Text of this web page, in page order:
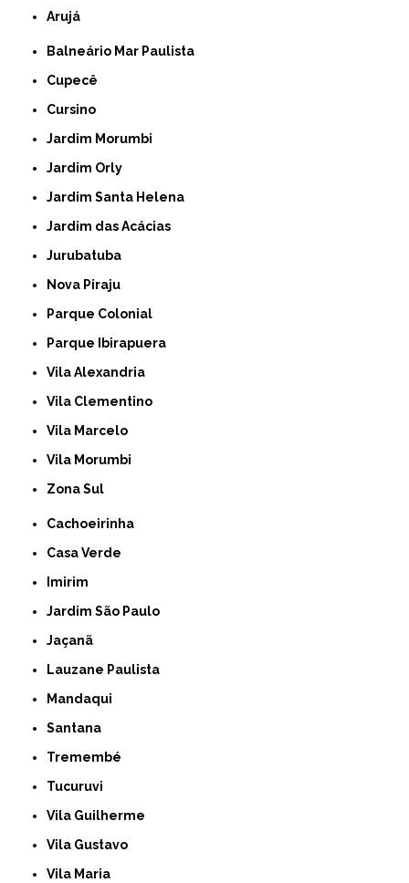
Arujá
Balneário Mar Paulista
Cupecê
Cursino
Jardim Morumbi
Jardim Orly
Jardim Santa Helena
Jardim das Acácias
Jurubatuba
Nova Piraju
Parque Colonial
Parque Ibirapuera
Vila Alexandria
Vila Clementino
Vila Marcelo
Vila Morumbi
Zona Sul
Cachoeirinha
Casa Verde
Imirim
Jardim São Paulo
Jaçanã
Lauzane Paulista
Mandaqui
Santana
Tremembé
Tucuruvi
Vila Guilherme
Vila Gustavo
Vila Maria